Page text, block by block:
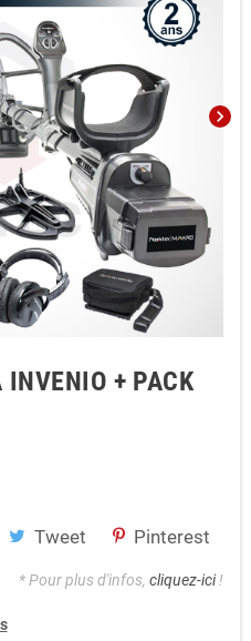
chevron_right
INVENIO + PACK
Tweet Pinterest
* Pour plus d'infos, cliquez-ici!